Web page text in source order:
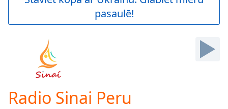
Skip
pasaulē!
Radio Sinai Peru